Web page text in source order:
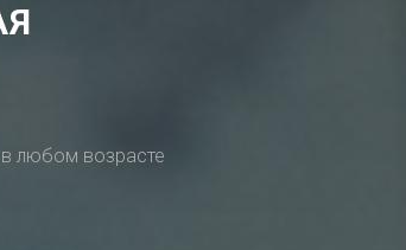
любом возрасте